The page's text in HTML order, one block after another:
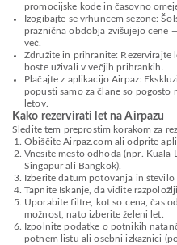
promocijske kode in časovno
Izogibajte se vrhuncem sezone:
praznična obdobja zvišujejo cene
več.
Združite in prihranite: Rezervirajte
boste uživali v večjih prihrankih.
Plačajte z aplikacijo Airpaz:
popusti samo za člane so
letov.
Kako rezervirati let na Airpazu
Sledite tem preprostim korakom za
Obiščite Airpaz.com ali odprite
Vnesite mesto odhoda (npr. Kuala
Singapur ali Bangkok).
Izberite datum potovanja in število
Tapnite Iskanje, da vidite
Uporabite filtre, kot so cena, čas
možnost, nato izberite želeni let.
Izpolnite podatke o potnikih
potnem listu ali osebni izkaznici